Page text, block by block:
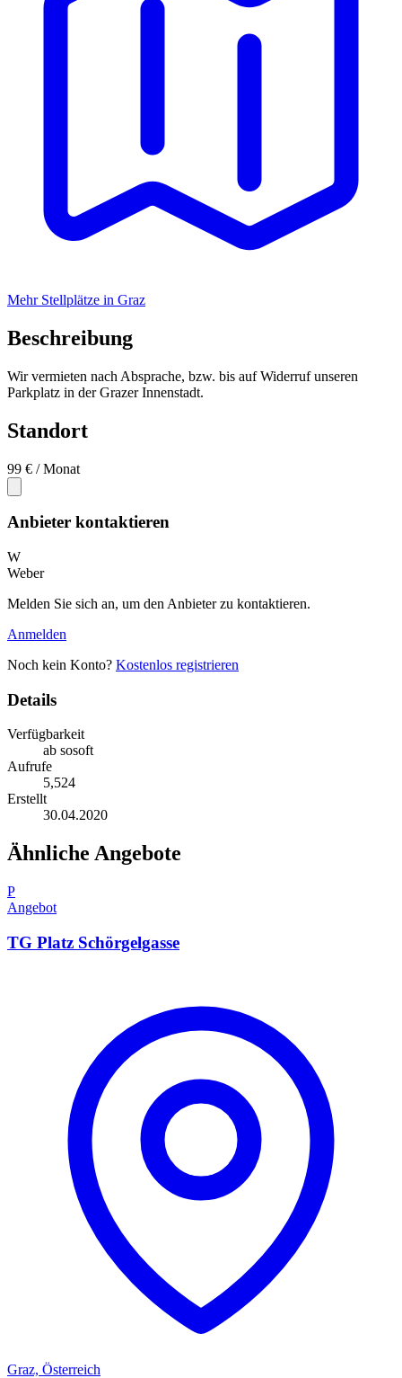
Mehr Stellplätze in Graz
Beschreibung
Wir vermieten nach Absprache, bzw. bis auf Widerruf unseren
Parkplatz in der Grazer Innenstadt.
Standort
99 € / Monat
Anbieter kontaktieren
W
Weber
Melden Sie sich an, um den Anbieter zu kontaktieren.
Anmelden
Noch kein Konto? Kostenlos registrieren
Details
Verfügbarkeit
ab sosoft
Aufrufe
5,524
Erstellt
30.04.2020
Ähnliche Angebote
P
Angebot
TG Platz Schörgelgasse
Graz, Österreich